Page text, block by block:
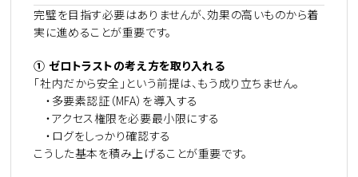
完璧を目指す必要はありませんが、効果の高いものから着
実に進めることが重要です。
① ゼロトラストの考え方を取り入れる
「社内だから安全」という前提は、もう成り立ちません。
・多要素認証（MFA）を導入する
・アクセス権限を必要最小限にする
・ログをしっかり確認する
こうした基本を積み上げることが重要です。